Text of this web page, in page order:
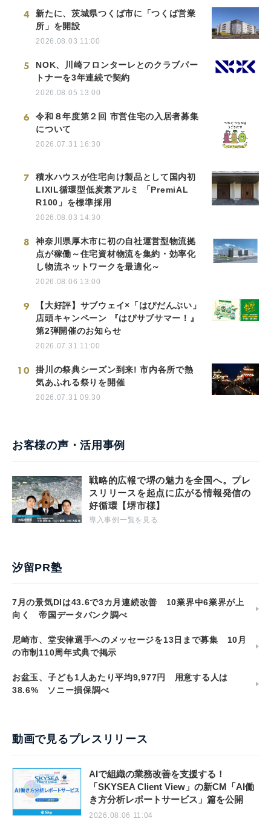
4
新たに、茨城県つくば市に「つくば営業
所」を開設
2026.08.03 11:00
5
NOK、川崎フロンターレとのクラブパー
トナーを3年連続で契約
2026.08.05 13:00
6
令和８年度第２回 市営住宅の入居者募集
について
2026.07.31 16:30
7
積水ハウスが住宅向け製品として国内初
LIXIL循環型低炭素アルミ 「PremiAL
R100」を標準採用
2026.08.03 14:30
8
神奈川県厚木市に初の自社運営型物流拠
点が稼働～住宅資材物流を集約・効率化
し物流ネットワークを最適化～
2026.08.06 13:00
9
【大好評】サブウェイ×「はぴだんぶい」
店頭キャンペーン 『はぴサブサマー！』
第2弾開催のお知らせ
2026.07.31 11:00
10
掛川の祭典シーズン到来! 市内各所で熱
気あふれる祭りを開催
2026.07.31 09:30
お客様の声・活用事例
戦略的広報で堺の魅力を全国へ。プレ
スリリースを起点に広がる情報発信の
好循環【堺市様】
導入事例一覧を見る
汐留PR塾
7月の景気DIは43.6で3カ月連続改善 10業界中6業界が上
向く 帝国データバンク調べ
尼崎市、堂安律選手へのメッセージを13日まで募集 10月
の市制110周年式典で掲示
お盆玉、子ども1人あたり平均9,977円 用意する人は
38.6% ソニー損保調べ
動画で見るプレスリリース
AIで組織の業務改善を支援する！
「SKYSEA Client View」の新CM「AI働
き方分析レポートサービス」篇を公開
2026.08.06 11:04